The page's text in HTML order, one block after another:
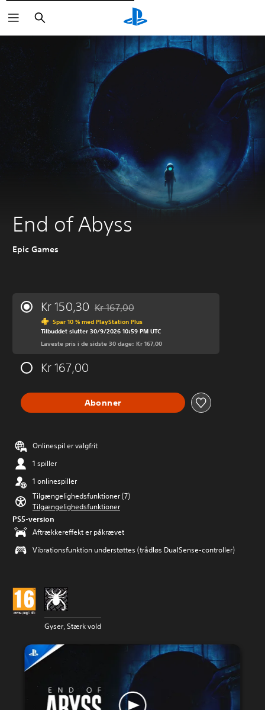
Søg
End of Abyss
Epic Games
Kr 150,30 Nedsat fra den normale pris på Kr 167,00
Kr 167,00
Spar 10 % med PlayStation Plus
Tilbuddet slutter 30/9/2026 10:59 PM UTC
Laveste pris i de sidste 30 dage: Kr 167,00
Kr 167,00
Abonner
Onlinespil er valgfrit
1 spiller
1 onlinespiller
Tilgængelighedsfunktioner (7)
Tilgængelighedsfunktioner
PS5-version
Aftrækkereffekt er påkrævet
Vibrationsfunktion understøttes (trådløs DualSense-controller)
Gyser, Stærk vold